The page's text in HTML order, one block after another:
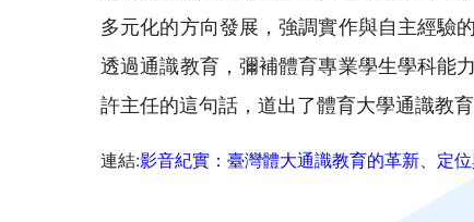
多元化的方向發展，強調實作與自主經驗
透過通識教育，彌補體育專業學生學科能
許主任的這句話，道出了體育大學通識教
連結:影音紀實：臺灣體大通識教育的革新、定